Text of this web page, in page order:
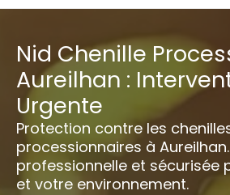
Nid Chenille
Aureilhan :
Urgente
Protection contre les
processionnaires à
professionnelle et sécurisée
et votre environnement.